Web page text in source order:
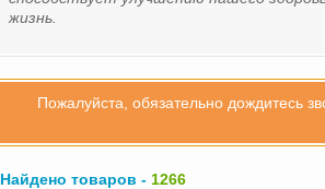
жизнь.
Пожалуйста, обязательно дождитесь
Найдено товаров - 1266